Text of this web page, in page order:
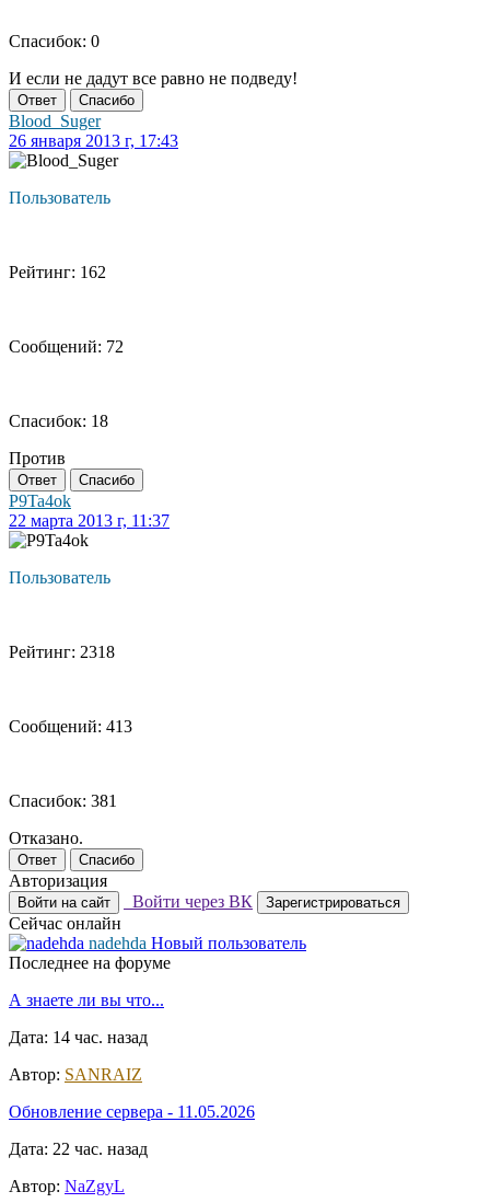
Спасибок: 0
И если не дадут все равно не подведу!
Ответ Спасибо
Blood_Suger
26 января 2013 г, 17:43
Пользователь
Рейтинг: 162
Сообщений: 72
Спасибок: 18
Против
Ответ Спасибо
P9Ta4ok
22 марта 2013 г, 11:37
Пользователь
Рейтинг: 2318
Сообщений: 413
Спасибок: 381
Отказано.
Ответ Спасибо
Авторизация
Войти на сайт Войти через ВК Зарегистрироваться
Сейчас онлайн
nadehda Новый пользователь
Последнее на форуме
А знаете ли вы что...
Дата: 14 час. назад
Автор: SANRAIZ
Обновление сервера - 11.05.2026
Дата: 22 час. назад
Автор: NaZgyL